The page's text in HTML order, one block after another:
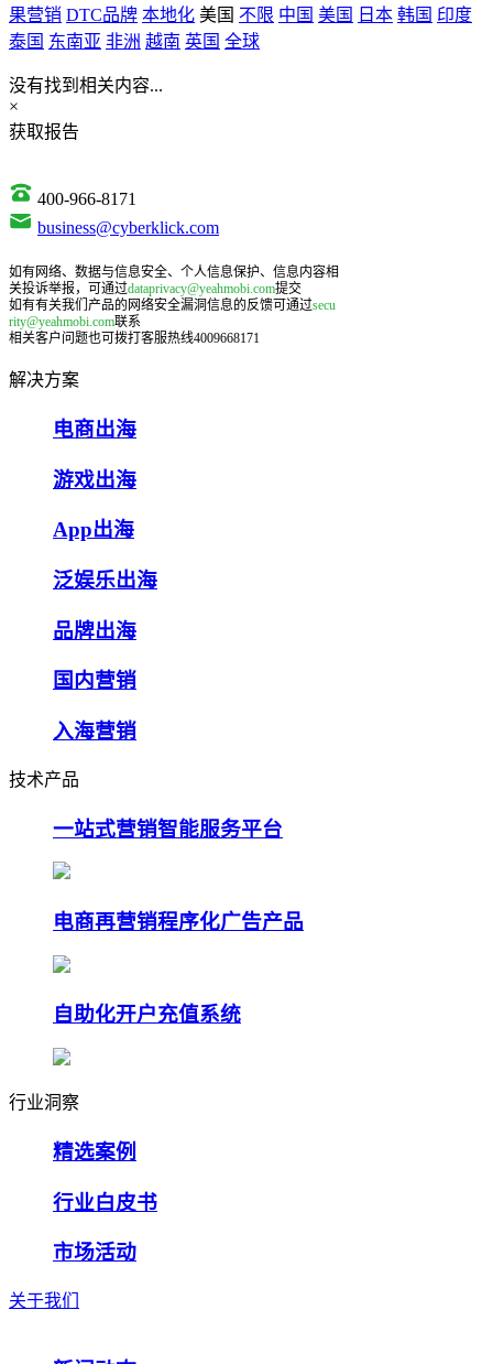
果营销 DTC品牌 本地化 美国 不限 中国 美国 日本 韩国 印度
泰国 东南亚 非洲 越南 英国 全球
没有找到相关内容...
×
获取报告
400-966-8171
business@cyberklick.com
如有网络、数据与信息安全、个人信息保护、信息内容相
关投诉举报，可通过dataprivacy@yeahmobi.com提交
如有有关我们产品的网络安全漏洞信息的反馈可通过secu
rity@yeahmobi.com联系
相关客户问题也可拨打客服热线4009668171
解决方案
电商出海
游戏出海
App出海
泛娱乐出海
品牌出海
国内营销
入海营销
技术产品
一站式营销智能服务平台
电商再营销程序化广告产品
自助化开户充值系统
行业洞察
精选案例
行业白皮书
市场活动
关于我们